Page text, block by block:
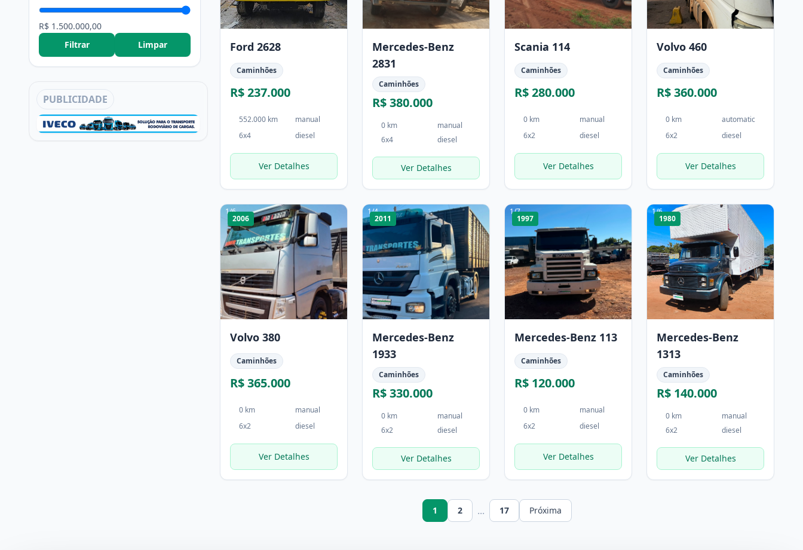
R$ 1.500.000,00
Filtrar
Limpar
PUBLICIDADE
Ford 2628
Caminhões
R$ 237.000
552.000 km
manual
6x4
diesel
Ver Detalhes
Mercedes-Benz
2831
Caminhões
R$ 380.000
0 km
manual
6x4
diesel
Ver Detalhes
Scania 114
Caminhões
R$ 280.000
0 km
manual
6x2
diesel
Ver Detalhes
Volvo 460
Caminhões
R$ 360.000
0 km
automatic
6x2
diesel
Ver Detalhes
1/6
2006
Volvo 380
Caminhões
R$ 365.000
0 km
manual
6x2
diesel
Ver Detalhes
1/4
2011
Mercedes-Benz
1933
Caminhões
R$ 330.000
0 km
manual
6x2
diesel
Ver Detalhes
1/7
1997
Mercedes-Benz 113
Caminhões
R$ 120.000
0 km
manual
6x2
diesel
Ver Detalhes
1/6
1980
Mercedes-Benz
1313
Caminhões
R$ 140.000
0 km
manual
6x2
diesel
Ver Detalhes
1 2 ... 17 Próxima